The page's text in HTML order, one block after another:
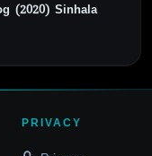
(2020) Sinhala
PRIVACY